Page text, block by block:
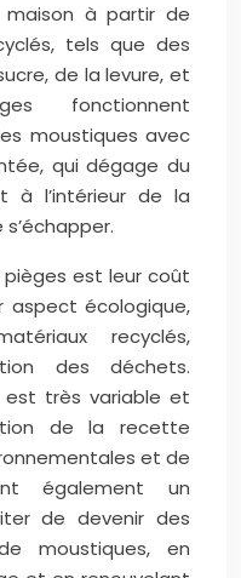
à partir de
tels que des
de la levure, et
fonctionnent
moustiques avec
qui dégage du
à l’intérieur de la
pièges est leur coût
aspect écologique,
recyclés,
des déchets.
très variable et
de la recette
et de
également un
de devenir des
moustiques, en